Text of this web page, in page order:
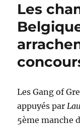
Les
Les Gang of
appuyés par
5ème manche